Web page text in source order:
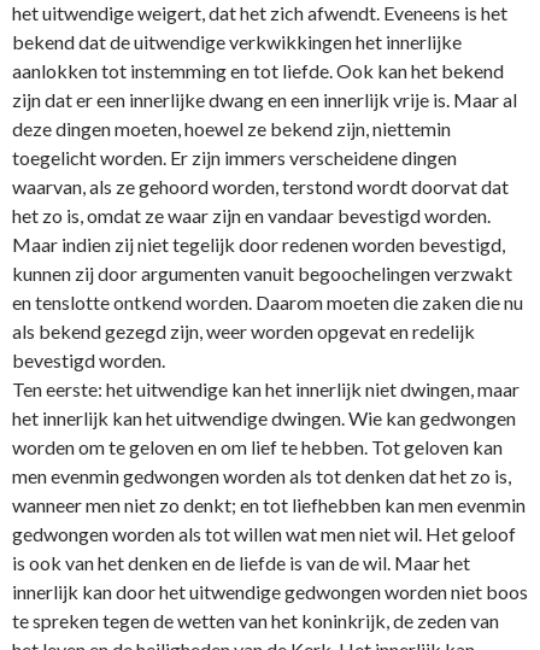
het uitwendige weigert, dat het zich afwendt. Eveneens is het
bekend dat de uitwendige verkwikkingen het innerlijke
aanlokken tot instemming en tot liefde. Ook kan het bekend
zijn dat er een innerlijke dwang en een innerlijk vrije is. Maar al
deze dingen moeten, hoewel ze bekend zijn, niettemin
toegelicht worden. Er zijn immers verscheidene dingen
waarvan, als ze gehoord worden, terstond wordt doorvat dat
het zo is, omdat ze waar zijn en vandaar bevestigd worden.
Maar indien zij niet tegelijk door redenen worden bevestigd,
kunnen zij door argumenten vanuit begoochelingen verzwakt
en tenslotte ontkend worden. Daarom moeten die zaken die nu
als bekend gezegd zijn, weer worden opgevat en redelijk
bevestigd worden.
Ten eerste: het uitwendige kan het innerlijk niet dwingen, maar
het innerlijk kan het uitwendige dwingen. Wie kan gedwongen
worden om te geloven en om lief te hebben. Tot geloven kan
men evenmin gedwongen worden als tot denken dat het zo is,
wanneer men niet zo denkt; en tot liefhebben kan men evenmin
gedwongen worden als tot willen wat men niet wil. Het geloof
is ook van het denken en de liefde is van de wil. Maar het
innerlijk kan door het uitwendige gedwongen worden niet boos
te spreken tegen de wetten van het koninkrijk, de zeden van